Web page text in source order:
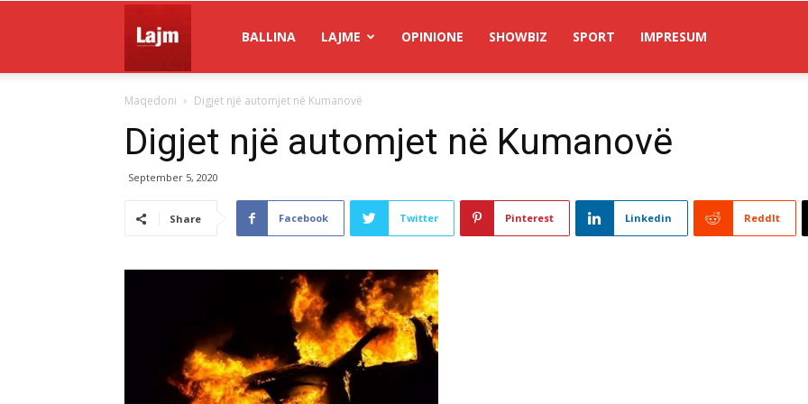
Lajm
BALLINA LAJME OPINIONE SHOWBIZ SPORT IMPRESUM
Maqedoni Digjet një automjet në Kumanovë
Digjet një automjet në Kumanovë
September 5, 2020
Share Facebook Twitter Pinterest Linkedin ReddIt